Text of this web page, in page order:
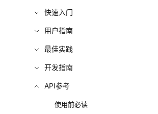
快速入门
用户指南
最佳实践
开发指南
API参考
使用前必读